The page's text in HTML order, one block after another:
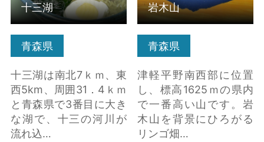
青森県
十三湖は南北7ｋｍ、東
西5km、周囲31．4ｋｍ
と青森県で3番目に大き
な湖で、十三の河川が
流れ込…
十三湖
青森県
津軽平野南西部に位置
し、標高1625ｍの県内
で一番高い山です。岩
木山を背景にひろがる
リンゴ畑…
岩木山